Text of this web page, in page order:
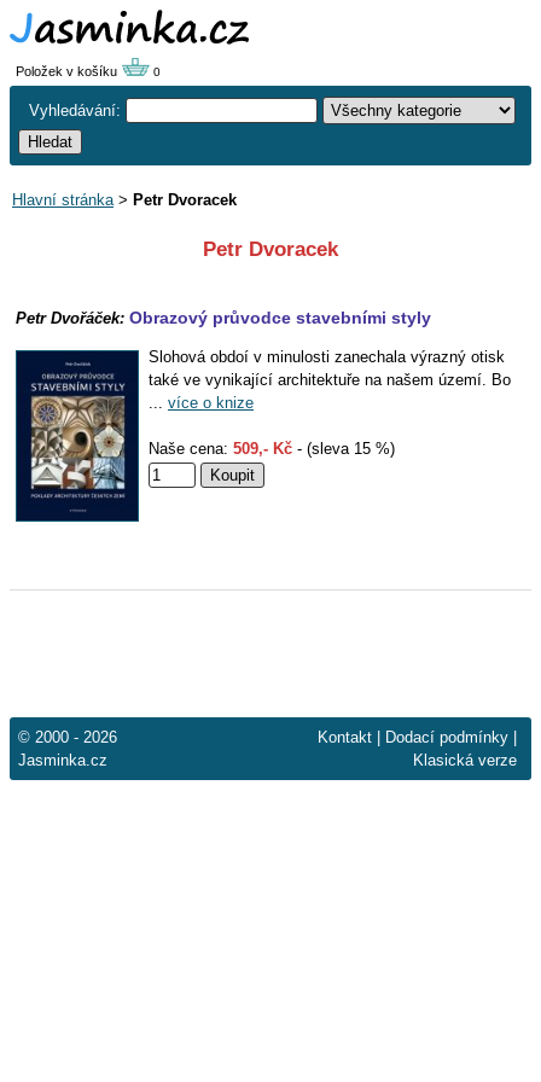
Položek v košíku 0
Vyhledávání:
Hlavní stránka> Petr Dvoracek
Petr Dvoracek
Petr Dvořáček: Obrazový průvodce stavebními styly
Slohová obdoí v minulosti zanechala výrazný otisk
také ve vynikající architektuře na našem území. Bo
... více o knize
Naše cena: 509,- Kč - (sleva 15 %)
© 2000 - 2026
Jasminka.cz
Kontakt Dodací podmínky